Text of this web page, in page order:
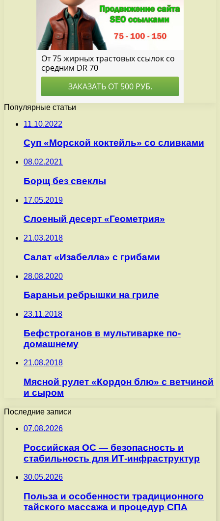
Популярные статьи
11.10.2022
Суп «Морской коктейль» со сливками
08.02.2021
Борщ без свеклы
17.05.2019
Слоеный десерт «Геометрия»
21.03.2018
Салат «Изабелла» с грибами
28.08.2020
Бараньи ребрышки на гриле
23.11.2018
Бефстроганов в мультиварке по-
домашнему
21.08.2018
Мясной рулет «Кордон блю» с ветчиной
и сыром
Последние записи
07.08.2026
Российская ОС — безопасность и
стабильность для ИТ-инфраструктур
30.05.2026
Польза и особенности традиционного
тайского массажа и процедур СПА